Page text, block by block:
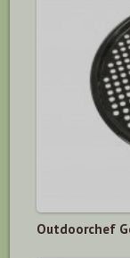
Outdoorchef